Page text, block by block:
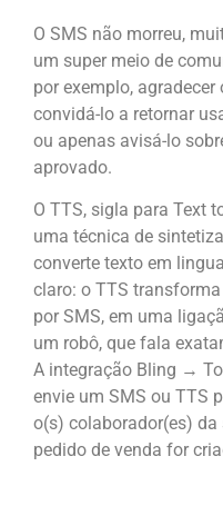
O SMS não morreu,
um super meio de
por exemplo,
convidá-lo a retornar
ou apenas avisá-lo
aprovado.
O TTS, sigla para Text
uma técnica de
converte texto em
claro: o TTS
por SMS, em uma
um robô, que fala
A integração Bling →
envie um SMS ou TTS
o(s) colaborador(es)
pedido de venda for